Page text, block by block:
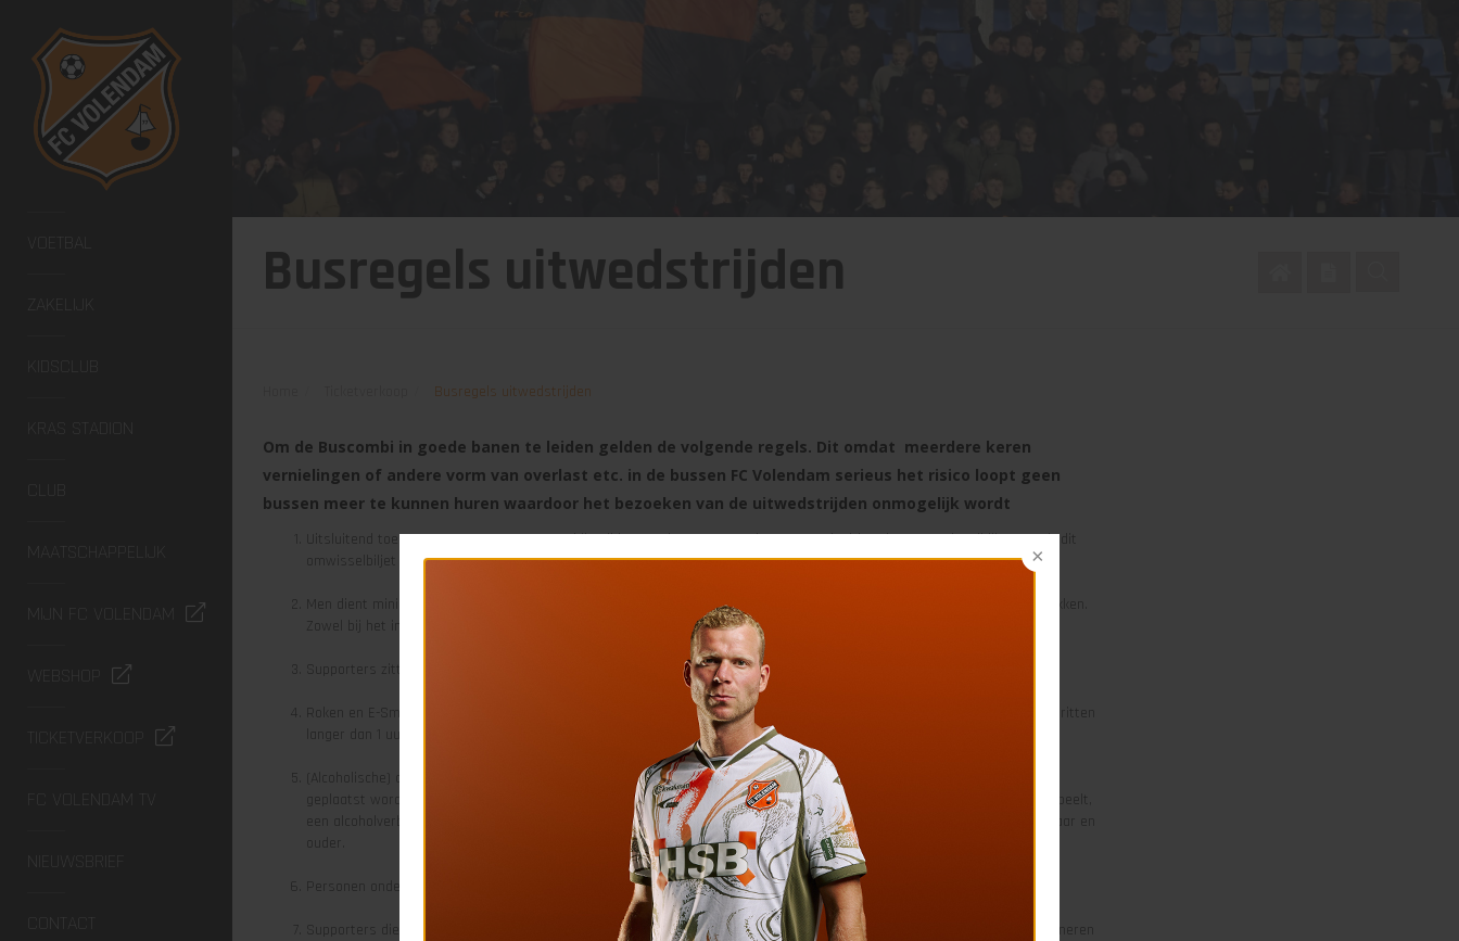
VOETBAL
KRAS STADION
MAATSCHAPPELIJK
MIJN FC VOLENDAM
WEBSHOP
TICKETVERKOOP
FC VOLENDAM TV
NIEUWSBRIEF
CONTACT
Busregels uitwedstrijden
Busregels uitwedstrijden
Om de Buscombi in goede banen te leiden gelden de volgende regels. Dit omdat meerdere keren
vernielingen of andere vorm van overlast etc. in de bussen FC Volendam serieus het risico loopt geen
bussen meer te kunnen huren waardoor het bezoeken van de uitwedstrijden onmogelijk wordt
Uitsluitend toegang op vertoon van een geldige lidmaatschapspas van de SV FCVD, legitimatie en omwisselbiljet. Wordt dit
omwisselbiljet niet of niet positief gescand, kan men geweigerd worden.
Men dient minimaal 15 minuten voor de aangekondigde vertrektijd aanwezig te zijn. De bussen zullen stipt op tijd vertrekken.
Zowel bij het instappen als onderweg is men verplicht de aanwijzingen van de stewards/beveiligers op te volgen.
Supporters zitten zowel op de heen- als op de terugweg in dezelfde bus.
Roken en E-Smokers o.i.d. zijn verboden in de bus. De bussen zullen onderweg stoppen voor een rook- en plaspauze. Bij ritten
langer dan 1 uur zal er tweemaal worden gestopt.
(Alcoholische) consumpties alleen toegestaan in blik en NIET in glas. De koelboxen moeten VERPLICHT tussen de stoelen
geplaatst worden en mogen NIET in het gangpad staan. Indien de lokale driehoek van de gemeente waar FC Volendam speelt,
een alcoholverbod instelt voor de heenreis, dan is dat bindend. Alcohol is uitsluitend toegestaan voor personen van 18 jaar en
ouder.
Personen onder zware invloed van alcohol/verdovende middelen kunnen worden geweerd.
Supporters dienen zowel de bussen als de parkeerplaatsen waar wordt gestopt netjes achter te laten en afval te deponeren